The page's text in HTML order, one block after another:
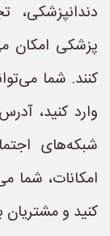
دندانپزشکی،
پزشکی امکان
کنند. شما
وارد کنید،
شبکه‌های
امکانات، شما
کنید و